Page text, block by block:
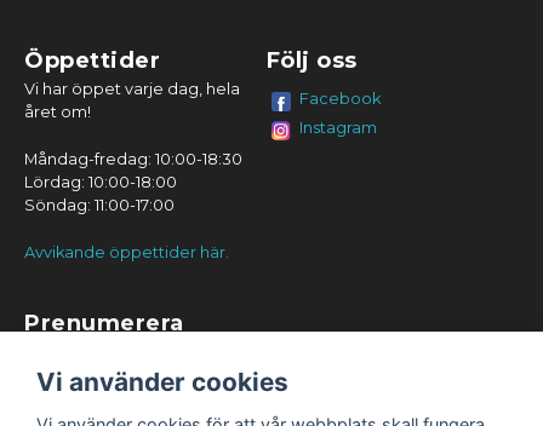
Öppettider
Vi har öppet varje dag, hela
året om!
Måndag-fredag: 10:00-18:30
Lördag: 10:00-18:00
Söndag: 11:00-17:00
Avvikande öppettider här.
Följ oss
Facebook
Instagram
Prenumerera
Vi använder cookies